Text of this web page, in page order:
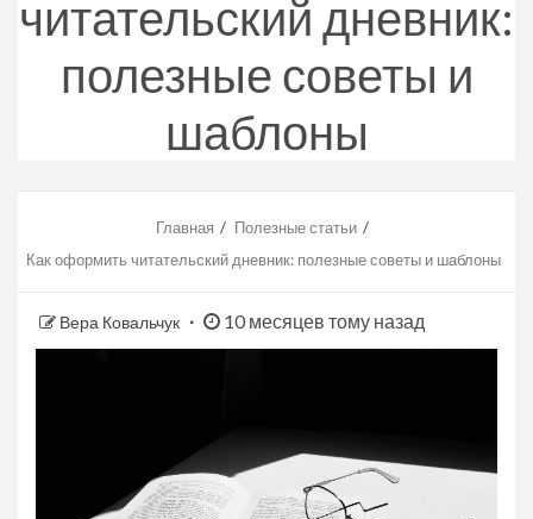
читательский дневник:
полезные советы и
шаблоны
Главная
Полезные статьи
Как оформить читательский дневник: полезные советы и шаблоны
Вера Ковальчук 10 месяцев тому назад